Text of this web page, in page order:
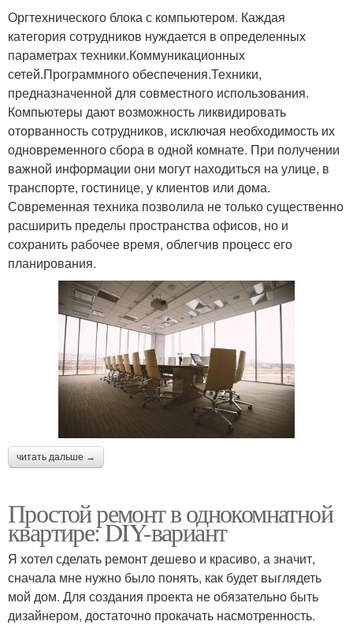
Оргтехнического блока с компьютером. Каждая
категория сотрудников нуждается в определенных
параметрах техники.Коммуникационных
сетей.Программного обеспечения.Техники,
предназначенной для совместного использования.
Компьютеры дают возможность ликвидировать
оторванность сотрудников, исключая необходимость их
одновременного сбора в одной комнате. При получении
важной информации они могут находиться на улице, в
транспорте, гостинице, у клиентов или дома.
Современная техника позволила не только существенно
расширить пределы пространства офисов, но и
сохранить рабочее время, облегчив процесс его
планирования.
читать дальше →
Простой ремонт в однокомнатной
квартире: DIY-вариант
Я хотел сделать ремонт дешево и красиво, а значит,
сначала мне нужно было понять, как будет выглядеть
мой дом. Для создания проекта не обязательно быть
дизайнером, достаточно прокачать насмотренность.